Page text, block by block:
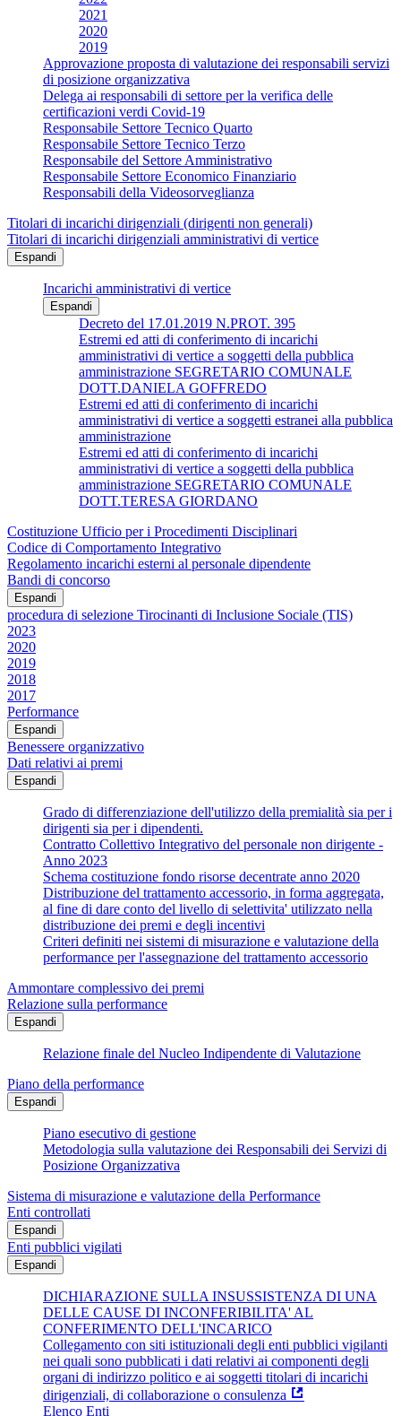
2021
2020
2019
Approvazione proposta di valutazione dei responsabili servizi
di posizione organizzativa
Delega ai responsabili di settore per la verifica delle
certificazioni verdi Covid-19
Responsabile Settore Tecnico Quarto
Responsabile Settore Tecnico Terzo
Responsabile del Settore Amministrativo
Responsabile Settore Economico Finanziario
Responsabili della Videosorveglianza
Titolari di incarichi dirigenziali (dirigenti non generali)
Titolari di incarichi dirigenziali amministrativi di vertice
Espandi
Incarichi amministrativi di vertice
Espandi
Decreto del 17.01.2019 N.PROT. 395
Estremi ed atti di conferimento di incarichi
amministrativi di vertice a soggetti della pubblica
amministrazione SEGRETARIO COMUNALE
DOTT.DANIELA GOFFREDO
Estremi ed atti di conferimento di incarichi
amministrativi di vertice a soggetti estranei alla pubblica
amministrazione
Estremi ed atti di conferimento di incarichi
amministrativi di vertice a soggetti della pubblica
amministrazione SEGRETARIO COMUNALE
DOTT.TERESA GIORDANO
Costituzione Ufficio per i Procedimenti Disciplinari
Codice di Comportamento Integrativo
Regolamento incarichi esterni al personale dipendente
Bandi di concorso
Espandi
procedura di selezione Tirocinanti di Inclusione Sociale (TIS)
2023
2020
2019
2018
2017
Performance
Espandi
Benessere organizzativo
Dati relativi ai premi
Espandi
Grado di differenziazione dell'utilizzo della premialità sia per i
dirigenti sia per i dipendenti.
Contratto Collettivo Integrativo del personale non dirigente -
Anno 2023
Schema costituzione fondo risorse decentrate anno 2020
Distribuzione del trattamento accessorio, in forma aggregata,
al fine di dare conto del livello di selettivita' utilizzato nella
distribuzione dei premi e degli incentivi
Criteri definiti nei sistemi di misurazione e valutazione della
performance per l'assegnazione del trattamento accessorio
Ammontare complessivo dei premi
Relazione sulla performance
Espandi
Relazione finale del Nucleo Indipendente di Valutazione
Piano della performance
Espandi
Piano esecutivo di gestione
Metodologia sulla valutazione dei Responsabili dei Servizi di
Posizione Organizzativa
Sistema di misurazione e valutazione della Performance
Enti controllati
Espandi
Enti pubblici vigilati
Espandi
DICHIARAZIONE SULLA INSUSSISTENZA DI UNA
DELLE CAUSE DI INCONFERIBILITA' AL
CONFERIMENTO DELL'INCARICO
Collegamento con siti istituzionali degli enti pubblici vigilanti
nei quali sono pubblicati i dati relativi ai componenti degli
organi di indirizzo politico e ai soggetti titolari di incarichi
dirigenziali, di collaborazione o consulenza
Elenco Enti